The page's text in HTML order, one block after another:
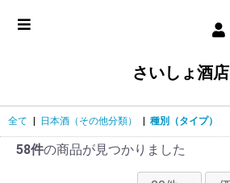
さいしょ酒店
全て 日本酒（その他分類） 種別（タイプ）
58件の商品が見つかりました